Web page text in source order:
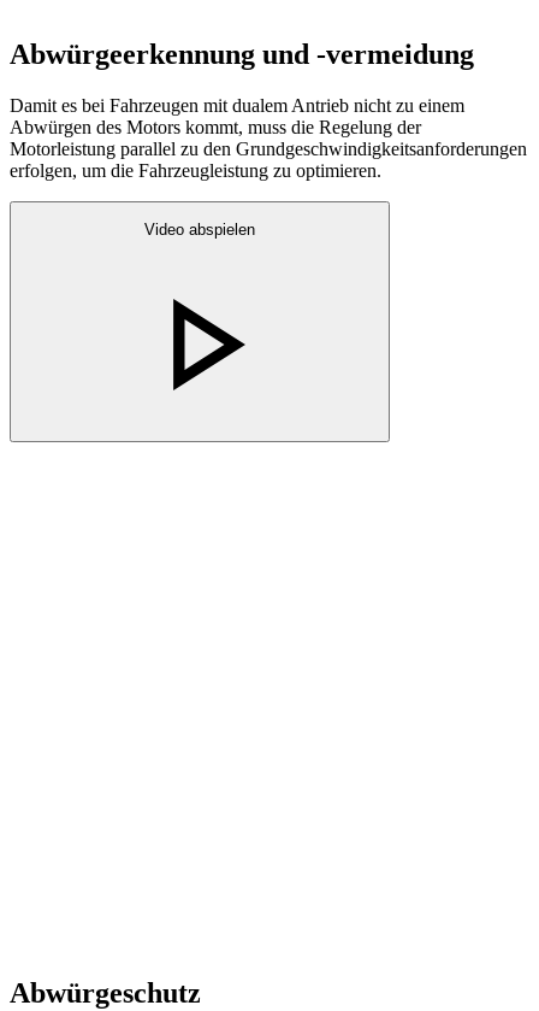
Abwürgeerkennung und -vermeidung
Damit es bei Fahrzeugen mit dualem Antrieb nicht zu einem
Abwürgen des Motors kommt, muss die Regelung der
Motorleistung parallel zu den Grundgeschwindigkeitsanforderungen
erfolgen, um die Fahrzeugleistung zu optimieren.
Video abspielen
Abwürgeschutz